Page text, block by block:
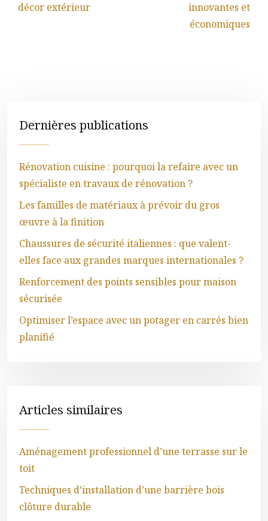
décor extérieur
innovantes et
économiques
Dernières publications
Rénovation cuisine : pourquoi la refaire avec un
spécialiste en travaux de rénovation ?
Les familles de matériaux à prévoir du gros
œuvre à la finition
Chaussures de sécurité italiennes : que valent-
elles face aux grandes marques internationales ?
Renforcement des points sensibles pour maison
sécurisée
Optimiser l’espace avec un potager en carrés bien
planifié
Articles similaires
Aménagement professionnel d’une terrasse sur le
toit
Techniques d’installation d’une barrière bois
clôture durable